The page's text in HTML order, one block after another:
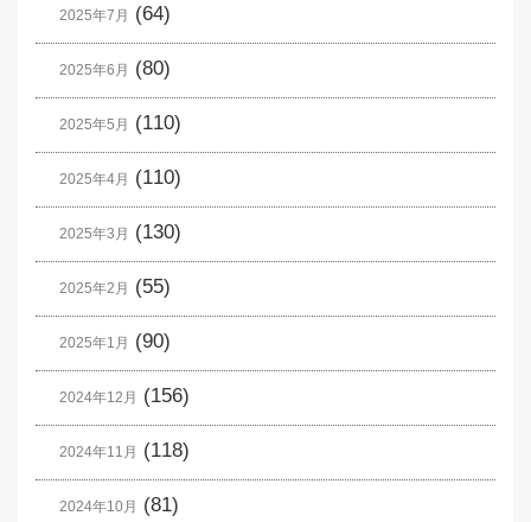
2025年7月 (64)
2025年6月 (80)
2025年5月 (110)
2025年4月 (110)
2025年3月 (130)
2025年2月 (55)
2025年1月 (90)
2024年12月 (156)
2024年11月 (118)
2024年10月 (81)